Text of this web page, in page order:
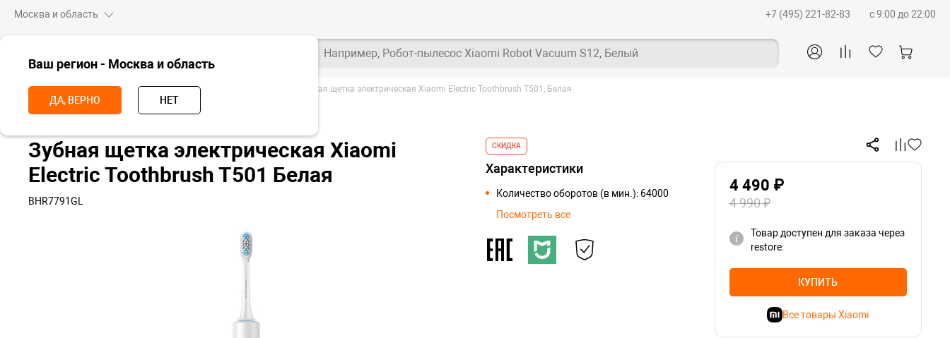
Москва и область
Ваш регион - Москва и область
ДА, ВЕРНО НЕТ
+7 (495) 221-82-83 c 9:00 до 22:00
Например, Робот-пылесос Xiaomi Robot Vacuum S12, Белый
Главная Для дома Красота и здоровье Зубная щетка электрическая Xiaomi Electric Toothbrush T501, Белая
Зубная щетка электрическая Xiaomi
Electric Toothbrush T501 Белая
BHR7791GL
СКИДКА
Характеристики
Количество оборотов (в мин.): 64000
Посмотреть все
4 490 ₽
4 990 ₽
Товар доступен для заказа через
restore:
КУПИТЬ
Все товары Xiaomi